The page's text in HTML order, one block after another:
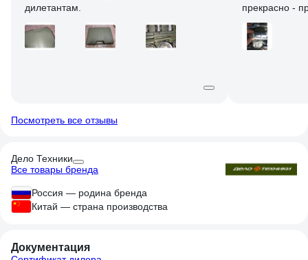
дилетантам.
прекрасно -
продавца
Посмотреть все отзывы
Дело Техники
Все товары бренда
Россия — родина бренда
Китай — страна производства
Документация